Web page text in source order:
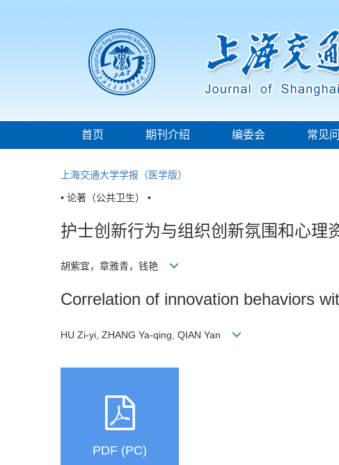
首页 期刊介绍 编委会 常见
上海交通大学学报（医学版）
• 论著（公共卫生） •
护士创新行为与组织创新氛围和心理
胡紫宜，章雅青，钱艳
Correlation of innovation behaviors
HU Zi-yi, ZHANG Ya-qing, QIAN Yan
PDF (PC)